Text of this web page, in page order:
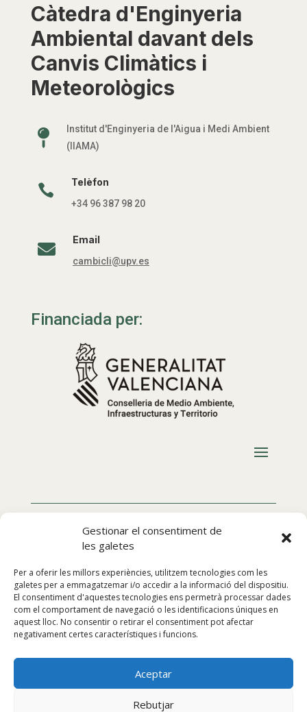
Gestionar el consentiment de
les galetes
Per a oferir les millors experiències, utilitzem tecnologies com les
galetes per a emmagatzemar i/o accedir a la informació del dispositiu.
El consentiment d'aquestes tecnologies ens permetrà processar dades
com el comportament de navegació o les identificacions úniques en
aquest lloc. No consentir o retirar el consentiment pot afectar
negativament certes característiques i funcions.
Aceptar
Rebutjar
Càtedra d'Enginyeria
Ambiental davant dels
Canvis Climàtics i
Meteorològics

Institut d'Enginyeria de l'Aigua i Medi Ambient
(IIAMA)
 Telèfon
+34 96 387 98 20

Email
cambicli@upv.es
Financiada per:
Segueix-nos: